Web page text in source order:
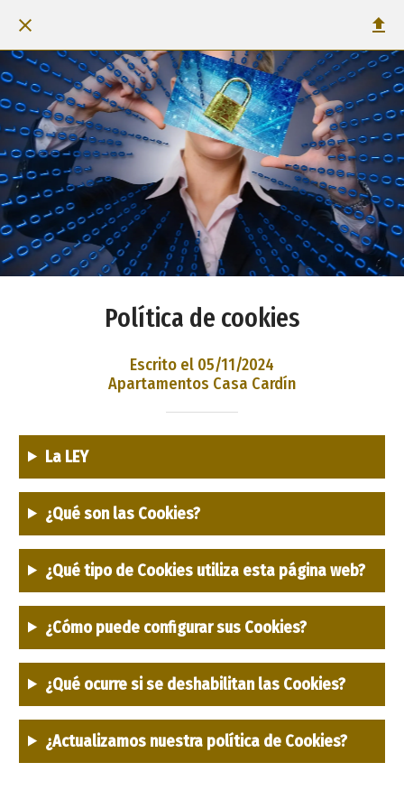
Política de cookies
Escrito el 05/11/2024
Apartamentos Casa Cardín
La LEY
¿Qué son las Cookies?
¿Qué tipo de Cookies utiliza esta página web?
¿Cómo puede configurar sus Cookies?
¿Qué ocurre si se deshabilitan las Cookies?
¿Actualizamos nuestra política de Cookies?